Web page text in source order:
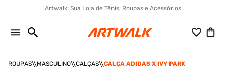
Artwalk: Sua Loja de Tênis, Roupas e Acessórios
ROUPAS MASCULINO CALÇAS CALÇA ADIDAS X IVY PARK